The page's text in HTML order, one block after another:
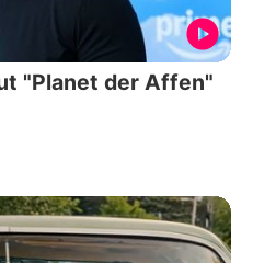
"Planet der Affen"